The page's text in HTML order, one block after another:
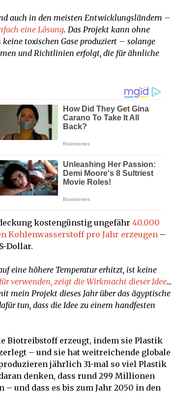
auch in den meisten Entwicklungsländern –
eine Lösung. Das Projekt kann ohne
toxischen Gase produziert – solange
und Richtlinien erfolgt, die für ähnliche
kostengünstig ungefähr 40.000
Kohlenwasserstoff pro Jahr erzeugen –
Dollar.
eine höhere Temperatur erhitzt, ist keine
verwenden, zeigt die Wirkmacht dieser Idee…
mein Projekt dieses Jahr über das ägyptische
tun, dass die Idee zu einem handfesten
Biotreibstoff erzeugt, indem sie Plastik
– und sie hat weitreichende globale
jährlich 31-mal so viel Plastik
denken, dass rund 299 Millionen
und dass es bis zum Jahr 2050 in den